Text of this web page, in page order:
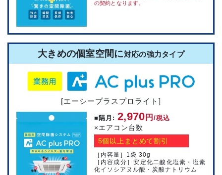
の契約となります。
大きめの個室空間に対応の強力タイプ
[エーシープラスプロライト]
■隔月: 2,970 円 /税込
×エアコン台数
5個以上まとめて割引
［内容量］1袋 30g
［内容成分］安定化二酸化塩素・塩素
化イソシアヌル酸・炭酸ナトリウム